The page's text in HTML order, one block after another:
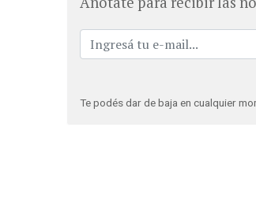
Te podés dar de baja en cualquier